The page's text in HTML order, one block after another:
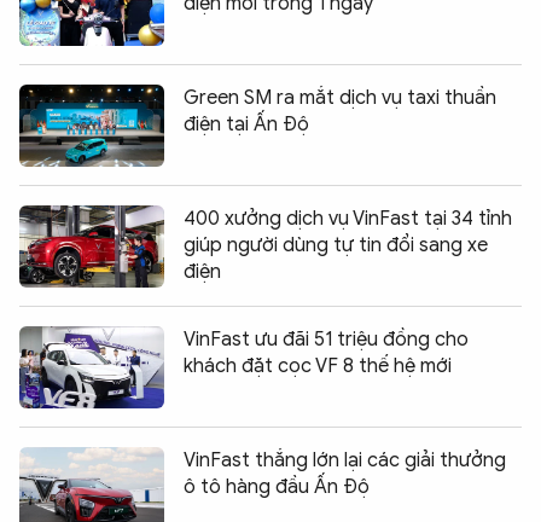
Green SM ra mắt dịch vụ taxi thuần
điện tại Ấn Độ
400 xưởng dịch vụ VinFast tại 34 tỉnh
giúp người dùng tự tin đổi sang xe
điện
VinFast ưu đãi 51 triệu đồng cho
khách đặt cọc VF 8 thế hệ mới
VinFast thắng lớn lại các giải thưởng
ô tô hàng đầu Ấn Độ